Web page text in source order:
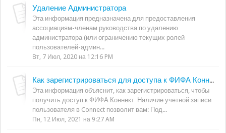
Удаление Администратора
Эта информация предназначена для предоставления
ассоциациям-членам руководства по удалению
администратора (или ограничению текущих ролей
пользователей-админ...
Вт, 7 Июл, 2020 на 12:16 PM
Как зарегистрироваться для доступа к ФИФА Коннект
Эта информация объяснит, как зарегистрироваться, чтобы
получить доступ к ФИФА Коннект Наличие учетной записи
пользователя в Connect позволит вам: Под...
Пн, 12 Июл, 2021 на 9:27 AM